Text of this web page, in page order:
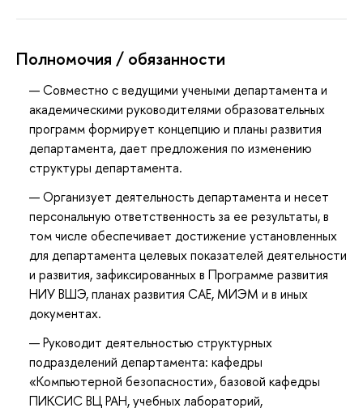
Полномочия / обязанности
Совместно с ведущими учеными департамента и
академическими руководителями образовательных
программ формирует концепцию и планы развития
департамента, дает предложения по изменению
структуры департамента.
Организует деятельность департамента и несет
персональную ответственность за ее результаты, в
том числе обеспечивает достижение установленных
для департамента целевых показателей деятельности
и развития, зафиксированных в Программе развития
НИУ ВШЭ, планах развития САЕ, МИЭМ и в иных
документах.
Руководит деятельностью структурных
подразделений департамента: кафедры
«Компьютерной безопасности», базовой кафедры
ПИКСИС ВЦ РАН, учебных лабораторий,